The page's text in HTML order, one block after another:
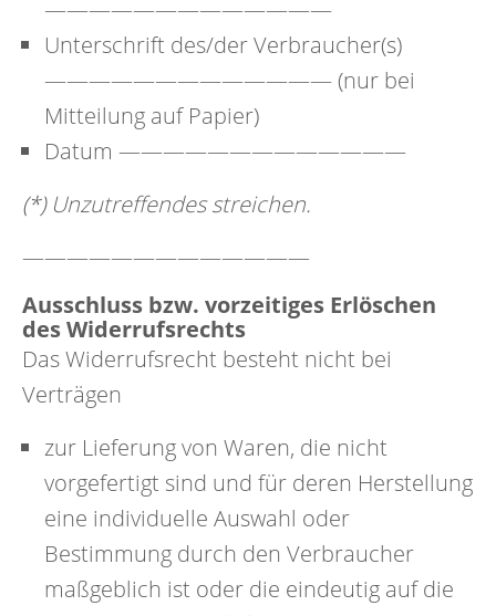
—————————————
Unterschrift des/der Verbraucher(s)
————————————— (nur bei
Mitteilung auf Papier)
Datum —————————————
(*) Unzutreffendes streichen.
—————————————
Ausschluss bzw. vorzeitiges Erlöschen
des Widerrufsrechts
Das Widerrufsrecht besteht nicht bei
Verträgen
zur Lieferung von Waren, die nicht
vorgefertigt sind und für deren Herstellung
eine individuelle Auswahl oder
Bestimmung durch den Verbraucher
maßgeblich ist oder die eindeutig auf die